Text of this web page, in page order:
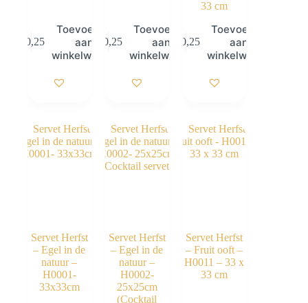
0,25
Toevoegen
aan
winkelwagen
0,25
Toevoegen
aan
winkelwagen
33 cm
0,25
Toevoegen
aan
winkelwagen
Servet Herfst
– Egel in de
natuur –
H0001-
33x33cm
Servet Herfst
– Egel in de
natuur –
H0002-
25x25cm
(Cocktail
Servet Herfst
– Fruit ooft –
H0011 – 33 x
33 cm